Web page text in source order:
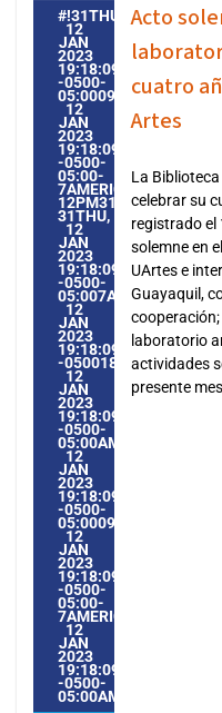
#!31THU,
12
JAN
2023
19:18:09
-0500-
05:000931#31THU,
12
JAN
2023
19:18:09
-0500-
05:00-
7AMERICA/
12PM31PM-
31THU,
12
JAN
2023
19:18:09
-0500-
05:007AMERICA/
12
JAN
2023
19:18:09
-
12
JAN
2023
19:18:09
-0500-
05:00AMERICA/
12
JAN
2023
19:18:09
-0500-
05:000931#/31THU,
12
JAN
2023
19:18:09
-0500-
05:00-
7AMERICA/
12
JAN
2023
19:18:09
-0500-
05:00AMERICA/
Acto
cuatro
Artes
La
celebrar su
registrado el
solemne en
UArtes e
Guayaquil,
laboratorio
actividades
presente